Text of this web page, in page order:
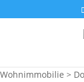
Wohnimmobilie >